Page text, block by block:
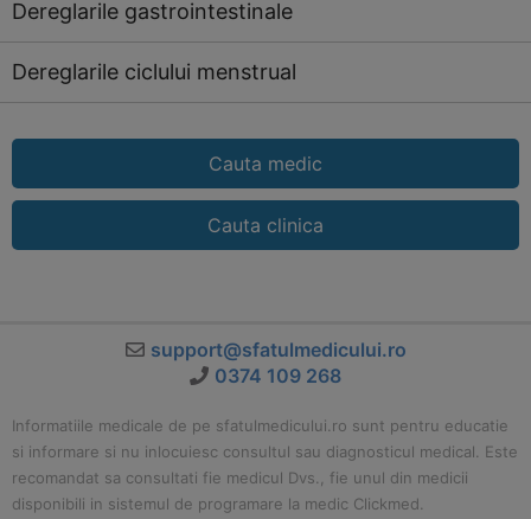
Dereglarile gastrointestinale
Dereglarile ciclului menstrual
Cauta medic
Cauta clinica
support@sfatulmedicului.ro
0374 109 268
Informatiile medicale de pe sfatulmedicului.ro sunt pentru educatie
si informare si nu inlocuiesc consultul sau diagnosticul medical. Este
recomandat sa consultati fie medicul Dvs., fie unul din medicii
disponibili in sistemul de programare la medic Clickmed.